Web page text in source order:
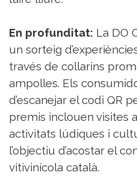
En profunditat: La DO
un sorteig
través de collarins
ampolles. Els
d’escanejar el codi QR
premis inclouen visites
activitats lúdiques i
l’objectiu d’acostar el
vitivinícola català.